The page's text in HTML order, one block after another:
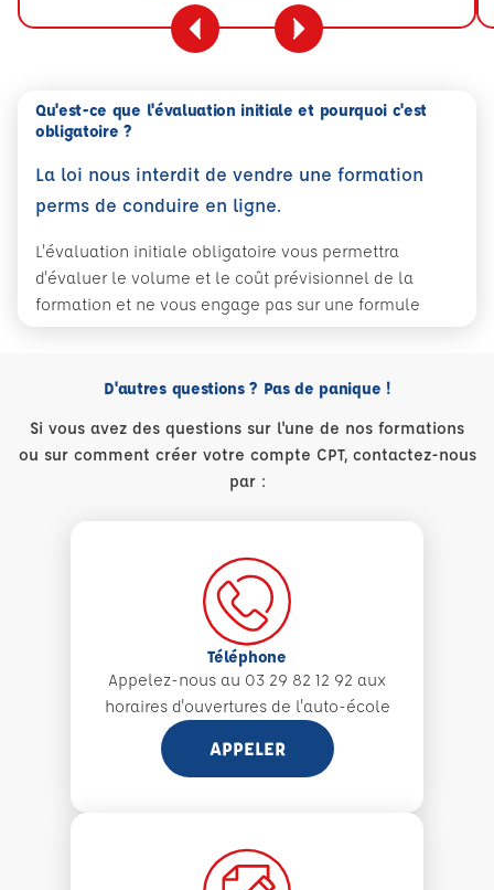
Qu'est-ce que l'évaluation initiale et pourquoi c'est
obligatoire ?
La loi nous interdit de vendre une formation
perms de conduire en ligne.
L'évaluation initiale obligatoire vous permettra
d'évaluer le volume et le coût prévisionnel de la
formation et ne vous engage pas sur une formule
D'autres questions ? Pas de panique !
Si vous avez des questions sur l'une de nos formations
ou sur comment créer votre compte CPT, contactez-nous
par :
Téléphone
Appelez-nous au 03 29 82 12 92 aux
horaires d'ouvertures de l'auto-école
APPELER